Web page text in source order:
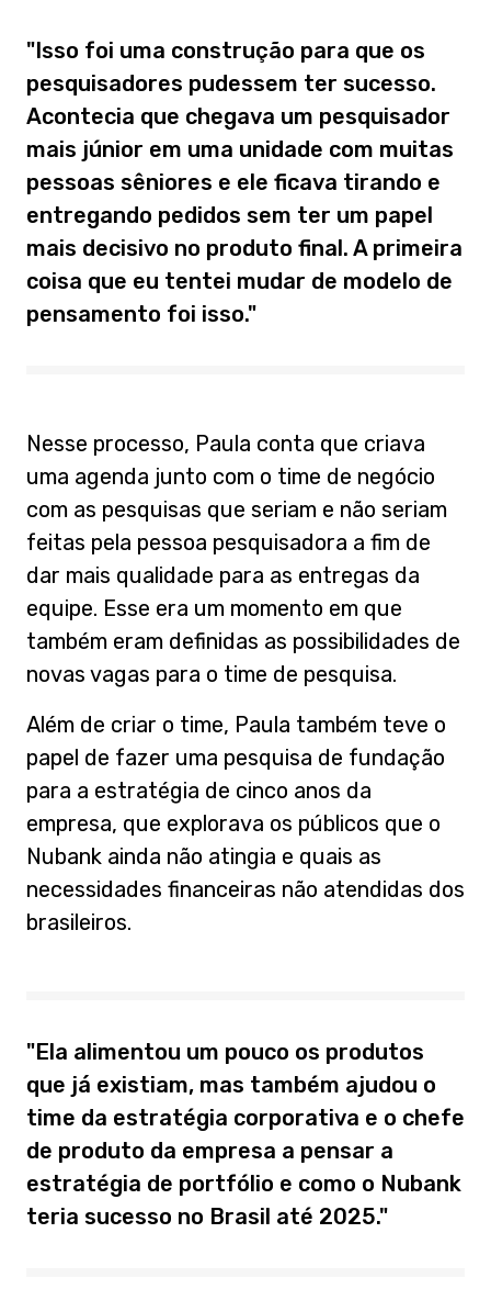
"Isso foi uma construção para que os
pesquisadores pudessem ter sucesso.
Acontecia que chegava um pesquisador
mais júnior em uma unidade com muitas
pessoas sêniores e ele ficava tirando e
entregando pedidos sem ter um papel
mais decisivo no produto final. A primeira
coisa que eu tentei mudar de modelo de
pensamento foi isso."
Nesse processo, Paula conta que criava
uma agenda junto com o time de negócio
com as pesquisas que seriam e não seriam
feitas pela pessoa pesquisadora a fim de
dar mais qualidade para as entregas da
equipe. Esse era um momento em que
também eram definidas as possibilidades de
novas vagas para o time de pesquisa.
Além de criar o time, Paula também teve o
papel de fazer uma pesquisa de fundação
para a estratégia de cinco anos da
empresa, que explorava os públicos que o
Nubank ainda não atingia e quais as
necessidades financeiras não atendidas dos
brasileiros.
"Ela alimentou um pouco os produtos
que já existiam, mas também ajudou o
time da estratégia corporativa e o chefe
de produto da empresa a pensar a
estratégia de portfólio e como o Nubank
teria sucesso no Brasil até 2025."